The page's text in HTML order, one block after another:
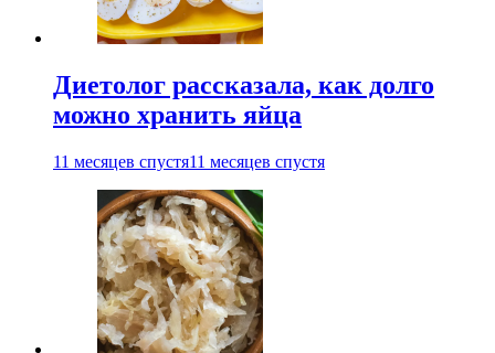
Диетолог рассказала, как долго
можно хранить яйца
11 месяцев спустя11 месяцев спустя